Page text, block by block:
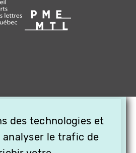
des technologies et
analyser le trafic de
LA VIDÉO EN
ABONNEZ VOS